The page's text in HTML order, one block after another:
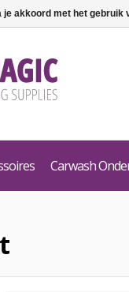
Carwash
je akkoord met het